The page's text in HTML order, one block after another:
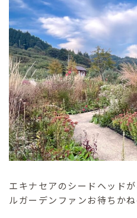
エキナセアのシードヘッド
ルガーデンファンお待ちかね